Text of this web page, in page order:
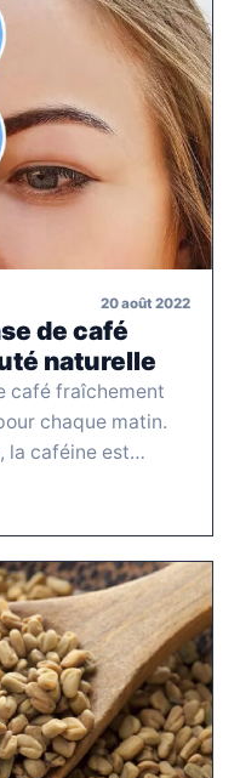
20 août 2022
de café
naturelle
café fraîchement
chaque matin.
la caféine est…